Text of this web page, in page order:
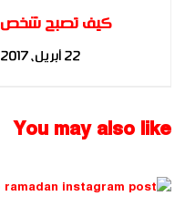
كيف تصبح شخص
22 أبريل، 2017
You may also like